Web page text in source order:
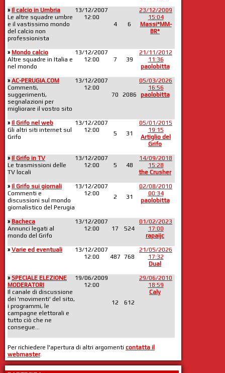
» Il calcio in Umbria
Le altre squadre umbre
e il vastissimo mondo
del calcio non
professionista
13/12/2007
12:00
4
6
23/12/2009
15:04
Massi*MM-
BR*
» Mondo calcio
Altre squadre in Italia e
nel mondo
13/12/2007
12:00
7 39
21/11/2012
11:36
paolobitta
» AC-PERUGIA.COM
Commenti,
suggerimenti,
segnalazioni per
migliorare il vostro sito
13/12/2007
12:00
70
2086
05/03/2026
16:56
paolobitta
» Il Grifo nel web
Gli altri siti internet sul
Grifo
13/12/2007
12:00
5 31
05/01/2015
19:15
Artiglio del
Grifo
» Il Grifo in TV
Le trasmissioni delle
TV locali
13/12/2007
12:00
5 48
14/09/2018
15:28
the Crusher
» Il Grifo sui giornali
Commenti e
discussioni sul mondo
giornalistico del Perugia
13/12/2007
12:00
2 31
02/08/2010
00:34
paolobitta
» Bacheca
Annunci legati al
mondo del Grifo
13/12/2007
12:00
17 524
01/02/2023
17:00
rapaijc
» Varie ed eventuali
13/12/2007
12:00
487 768
21/05/2026
17:32
Dual
» SPECIALE ELEZIONE
MODERATORI
Il canale di discussione
dei 'movimenti' del sito,
i programmi, le
campagne elettorali e
tutto ciò che ne
consegue...
19/06/2009
12:00
12 612
29/06/2010
18:59
Caly
Per richiedere l'apertura di altri argomenti contatta il
webmaster.